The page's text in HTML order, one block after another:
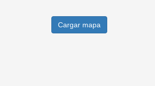
Cargar mapa